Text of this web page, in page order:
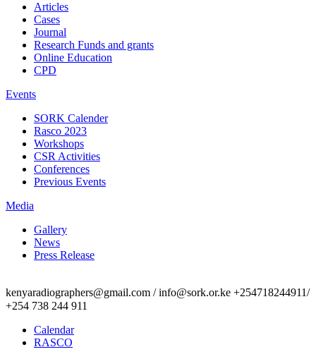
Articles
Cases
Journal
Research Funds and grants
Online Education
CPD
Events
SORK Calender
Rasco 2023
Workshops
CSR Activities
Conferences
Previous Events
Media
Gallery
News
Press Release
kenyaradiographers@gmail.com / info@sork.or.ke +254718244911/
+254 738 244 911
Calendar
RASCO